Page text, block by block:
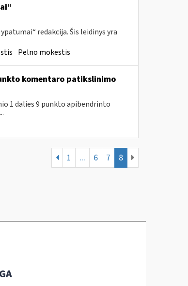
redakcija. Šis leidinys yra
Pelno mokestis
komentaro patikslinimo
1 dalies 9 punkto apibendrinto
1 ... 6 7 8